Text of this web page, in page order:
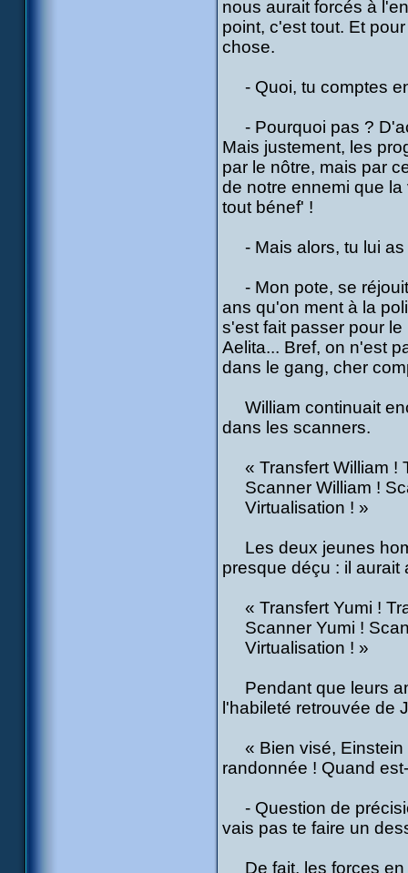
nous aurait forcés à
point, c'est tout. Et
chose.
- Quoi, tu comptes
- Pourquoi pas ?
Mais justement, les
par le nôtre, mais par
de notre ennemi que
tout bénef' !
- Mais alors, tu lui as
- Mon pote, se réjouit
ans qu'on ment à la
s'est fait passer pour
Aelita... Bref, on n'est
dans le gang, cher
William continuait
dans les scanners.
« Transfert William !
Scanner William !
Virtualisation ! »
Les deux jeunes
presque déçu : il aurait
« Transfert Yumi !
Scanner Yumi !
Virtualisation ! »
Pendant que leurs
l'habileté retrouvée de
« Bien visé, Einstein
randonnée ! Quand
- Question de
vais pas te faire un
De fait, les forces en